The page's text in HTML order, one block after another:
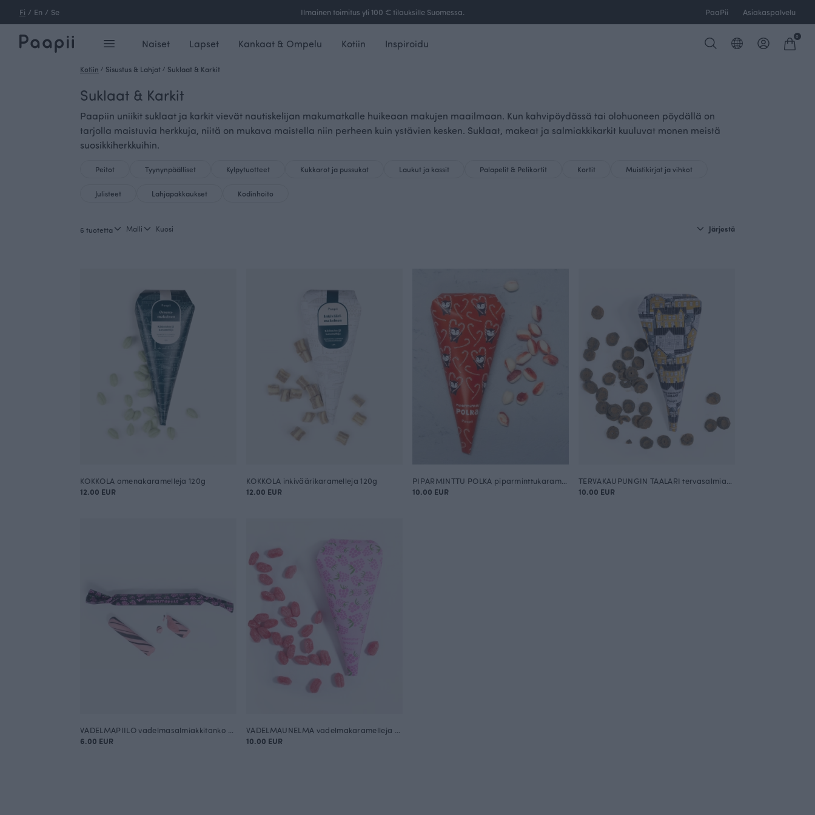
Fi / En / Se Ilmainen toimitus yli 100 € tilauksille Suomessa. PaaPii Asiakaspalvelu
Naiset Lapset Kankaat & Ompelu Kotiin Inspiroidu
0
Kotiin / Sisustus & Lahjat / Suklaat & Karkit
Suklaat & Karkit
Paapiin uniikit suklaat ja karkit vievät nautiskelijan makumatkalle huikeaan makujen maailmaan. Kun kahvipöydässä tai olohuoneen pöydällä on
tarjolla maistuvia herkkuja, niitä on mukava maistella niin perheen kuin ystävien kesken. Suklaat, makeat ja salmiakkikarkit kuuluvat monen meistä
suosikkiherkkuihin.
Peitot Tyynynpäälliset Kylpytuotteet Kukkarot ja pussukat Laukut ja kassit Palapelit & Pelikortit Kortit Muistikirjat ja vihkot
Julisteet Lahjapakkaukset Kodinhoito
6 tuotetta Malli Kuosi Järjestä
KOKKOLA omenakaramelleja 120g
12.00 EUR
KOKKOLA inkiväärikaramelleja 120g
12.00 EUR
PIPARMINTTU POLKA piparminttukaramelleja 120g
10.00 EUR
TERVAKAUPUNGIN TAALARI tervasalmiakkikaramelleja 100g
10.00 EUR
VADELMAPIILO vadelmasalmiakkitanko 50g
6.00 EUR
VADELMAUNELMA vadelmakaramelleja 120g
10.00 EUR